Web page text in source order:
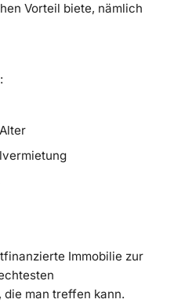
Vorteil biete, nämlich
Immobilie zur
man treffen kann.